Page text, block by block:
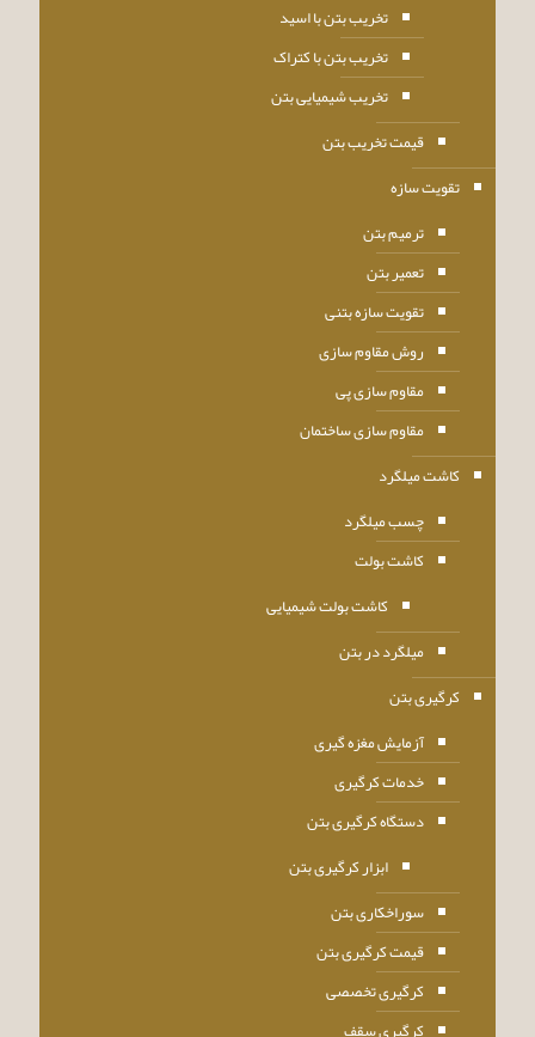
تخریب بتن با اسید
تخریب بتن با کتراک
تخریب شیمیایی بتن
قیمت تخریب بتن
تقویت سازه
ترمیم بتن
تعمیر بتن
تقویت سازه بتنی
روش مقاوم سازی
مقاوم سازی پی
مقاوم سازی ساختمان
کاشت میلگرد
چسب میلگرد
کاشت بولت
کاشت بولت شیمیایی
میلگرد در بتن
کرگیری بتن
آزمایش مغزه گیری
خدمات کرگیری
دستگاه کرگیری بتن
ابزار کرگیری بتن
سوراخکاری بتن
قیمت کرگیری بتن
کرگیری تخصصی
کرگیری سقف